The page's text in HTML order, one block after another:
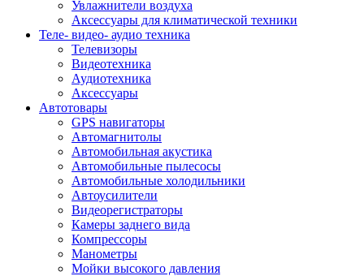
Увлажнители воздуха
Аксессуары для климатической техники
Теле- видео- аудио техника
Телевизоры
Видеотехника
Аудиотехника
Аксессуары
Автотовары
GPS навигаторы
Автомагнитолы
Автомобильная акустика
Автомобильные пылесосы
Автомобильные холодильники
Автоусилители
Видеорегистраторы
Камеры заднего вида
Компрессоры
Манометры
Мойки высокого давления